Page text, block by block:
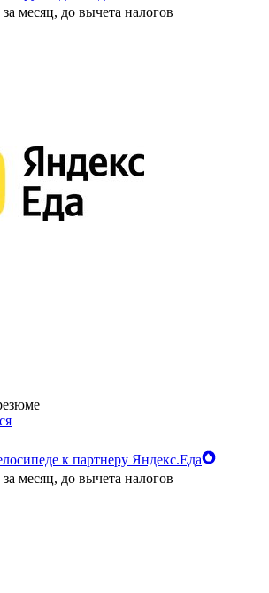
за месяц, до вычета налогов
к партнеру Яндекс.Еда
за месяц, до вычета налогов